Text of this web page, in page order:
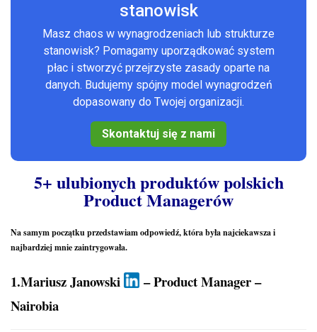
stanowisk
Masz chaos w wynagrodzeniach lub strukturze
stanowisk? Pomagamy uporządkować system
płac i stworzyć przejrzyste zasady oparte na
danych. Budujemy spójny model wynagrodzeń
dopasowany do Twojej organizacji.
Skontaktuj się z nami
5+ ulubionych produktów polskich
Product Managerów
Na samym początku przedstawiam odpowiedź, która była najciekawsza i
najbardziej mnie zaintrygowała.
1.Mariusz Janowski
– Product Manager –
Nairobia